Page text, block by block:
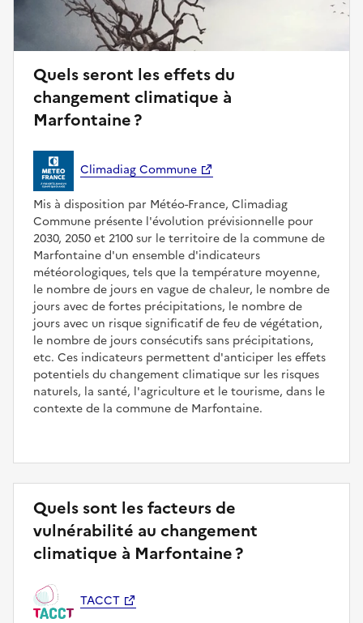
Quels seront les effets du
changement climatique à
Marfontaine ?
Climadiag Commune
Mis à disposition par Météo-France, Climadiag
Commune présente l'évolution prévisionnelle pour
2030, 2050 et 2100 sur le territoire de la commune de
Marfontaine d'un ensemble d'indicateurs
météorologiques, tels que la température moyenne,
le nombre de jours en vague de chaleur, le nombre de
jours avec de fortes précipitations, le nombre de
jours avec un risque significatif de feu de végétation,
le nombre de jours consécutifs sans précipitations,
etc. Ces indicateurs permettent d'anticiper les effets
potentiels du changement climatique sur les risques
naturels, la santé, l'agriculture et le tourisme, dans le
contexte de la commune de Marfontaine.
Quels sont les facteurs de
vulnérabilité au changement
climatique à Marfontaine ?
TACCT